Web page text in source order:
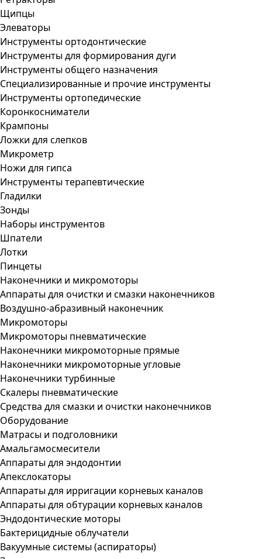
Щипцы
Элеваторы
Инструменты ортодонтические
Инструменты для формирования дуги
Инструменты общего назначения
Специализированные и прочие инструменты
Инструменты ортопедические
Коронкосниматели
Крампоны
Ложки для слепков
Микрометр
Ножи для гипса
Инструменты терапевтические
Гладилки
Зонды
Наборы инструментов
Шпатели
Лотки
Пинцеты
Наконечники и микромоторы
Аппараты для очистки и смазки наконечников
Воздушно-абразивный наконечник
Микромоторы
Микромоторы пневматические
Наконечники микромоторные прямые
Наконечники микромоторные угловые
Наконечники турбинные
Скалеры пневматические
Средства для смазки и очистки наконечников
Оборудование
Матрасы и подголовники
Амальгамосмесители
Аппараты для эндодонтии
Апекслокаторы
Аппараты для ирригации корневых каналов
Аппараты для обтурации корневых каналов
Эндодонтические моторы
Бактерицидные облучатели
Вакуумные системы (аспираторы)